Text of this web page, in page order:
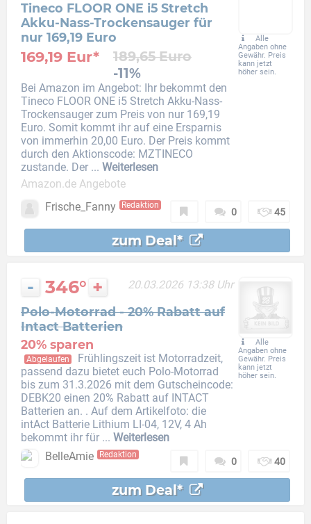
Tineco FLOOR ONE i5 Stretch
Akku-Nass-Trockensauger für
nur 169,19 Euro
169,19 Eur*
189,65 Euro
-11%
Bei Amazon im Angebot: Ihr bekommt den
Tineco FLOOR ONE i5 Stretch Akku-Nass-
Trockensauger zum Preis von nur 169,19
Euro. Somit kommt ihr auf eine Ersparnis
von immerhin 20,00 Euro. Der Preis kommt
durch den Aktionscode: MZTINECO
zustande. Der ... Weiterlesen
Amazon.de Angebote
Alle
Angaben ohne
Gewähr. Preis
kann jetzt
höher sein.
Frische_Fanny Redaktion
0 45
zum Deal*
- 346° + 20.03.2026 13:38 Uhr
Polo-Motorrad - 20% Rabatt auf
Intact Batterien
20% sparen
Abgelaufen
Frühlingszeit ist Motorradzeit,
passend dazu bietet euch Polo-Motorrad
bis zum 31.3.2026 mit dem Gutscheincode:
DEBK20 einen 20% Rabatt auf INTACT
Batterien an. . Auf dem Artikelfoto: die
intAct Batterie Lithium LI-04, 12V, 4 Ah
bekommt ihr für ... Weiterlesen
Alle
Angaben ohne
Gewähr. Preis
kann jetzt
höher sein.
BelleAmie Redaktion
0 40
zum Deal*